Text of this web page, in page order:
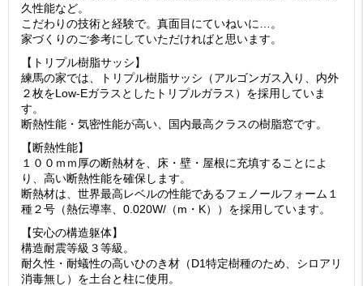
久性能など。
こだわりの技術と経験で。真面目にていねいに…。
家づくりのご参考にしていただければと思います。
【トリプル樹脂サッシ】
練馬の家では、トリプル樹脂サッシ（アルゴンガス入り、内外
２枚をLow-Eガラスとしたトリプルガラス）を採用していま
す。
断熱性能・気密性能が高い、国内最高クラスの樹脂窓です。
【断熱性能】
１００ｍｍ厚の断熱材を、床・壁・屋根に充填することによ
り、高い断熱性能を確保します。
断熱材は、世界最高レベルの性能であるフェノールフォーム１
種２号（熱伝導率、0.020W/（m・K））を採用しています。
【安心の構造躯体】
構造耐震等級３等級。
耐久性・耐蟻性の高いひのき材（D1特定樹種のため、シロアリ
消毒無し）を土台と柱に使用。